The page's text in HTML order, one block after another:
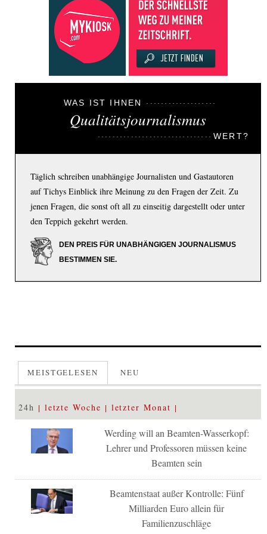
WAS IST IHNEN
Qualitätsjournalismus
WERT?
Täglich schreiben unabhängige Journalisten und Gastautoren
auf Tichys Einblick ihre Meinung zu den Fragen der Zeit. Zu
jenen Fragen, die sonst oft all zu einseitig dargestellt oder unter
den Teppich gekehrt werden.
DEN PREIS FÜR UNABHÄNGIGEN JOURNALISMUS
BESTIMMEN SIE.
MEISTGELESEN NEU
24h letzte Woche letzter Monat
Werding will an Beamten-Wasserkopf:
Lehrer und Professoren müssen keine
Beamten sein
Beamtenstaat außer Kontrolle: Fünf
Milliarden Euro allein für
Familienzuschläge